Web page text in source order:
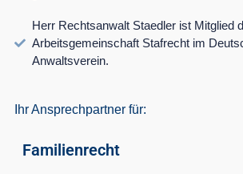
Herr Rechtsanwalt Staedler ist Mitglied
Arbeitsgemeinschaft Stafrecht im
Anwaltsverein.
Ihr Ansprechpartner für:
Familienrecht